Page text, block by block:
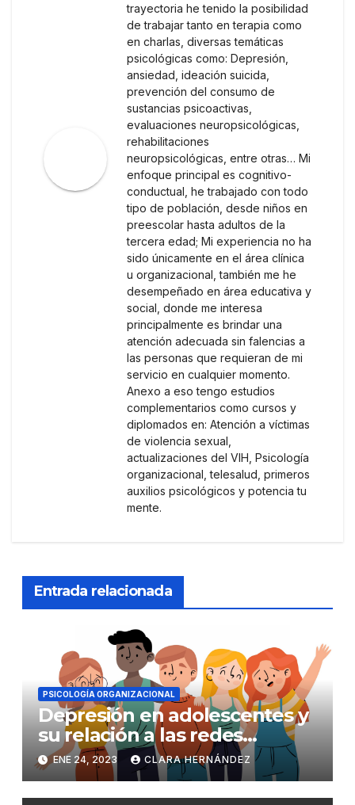
trayectoria he tenido la posibilidad
de trabajar tanto en terapia como
en charlas, diversas temáticas
psicológicas como: Depresión,
ansiedad, ideación suicida,
prevención del consumo de
sustancias psicoactivas,
evaluaciones neuropsicológicas,
rehabilitaciones
neuropsicológicas, entre otras… Mi
enfoque principal es cognitivo-
conductual, he trabajado con todo
tipo de población, desde niños en
preescolar hasta adultos de la
tercera edad; Mi experiencia no ha
sido únicamente en el área clínica
u organizacional, también me he
desempeñado en área educativa y
social, donde me interesa
principalmente es brindar una
atención adecuada sin falencias a
las personas que requieran de mi
servicio en cualquier momento.
Anexo a eso tengo estudios
complementarios como cursos y
diplomados en: Atención a víctimas
de violencia sexual,
actualizaciones del VIH, Psicología
organizacional, telesalud, primeros
auxilios psicológicos y potencia tu
mente.
Entrada relacionada
PSICOLOGÍA ORGANIZACIONAL
Depresión en adolescentes y
su relación a las redes
sociales
ENE 24, 2023 CLARA HERNÁNDEZ